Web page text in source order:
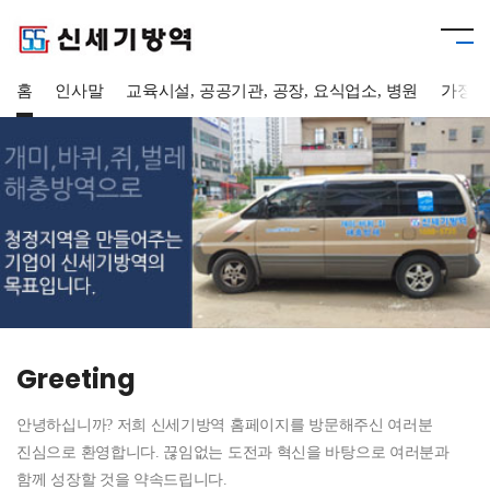
홈 인사말 교육시설, 공공기관, 공장, 요식업소, 병원 가정
Greeting
안녕하십니까? 저희 신세기방역 홈페이지를 방문해주신 여러분
진심으로 환영합니다. 끊임없는 도전과 혁신을 바탕으로 여러분과
함께 성장할 것을 약속드립니다.